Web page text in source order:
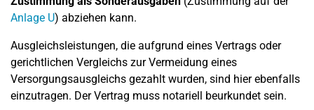
Anlage U) abziehen kann.
Ausgleichsleistungen, die aufgrund eines Vertrags oder
gerichtlichen Vergleichs zur Vermeidung eines
Versorgungsausgleichs gezahlt wurden, sind hier ebenfalls
einzutragen. Der Vertrag muss notariell beurkundet sein.